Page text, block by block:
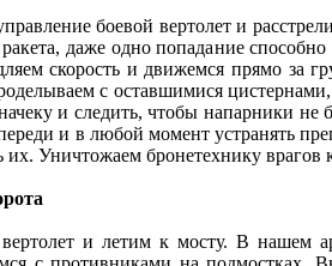
боевой вертолет и
ракета, даже одно попадание
скорость и движемся прямо за
с оставшимися
и следить, чтобы напарники
и в любой момент устранять
их. Уничтожаем бронетехнику врагов
и летим к мосту. В нашем